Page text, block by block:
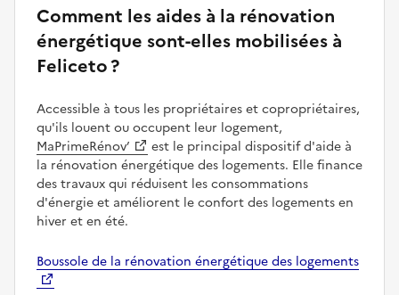
Comment les aides à la rénovation
énergétique sont-elles mobilisées à
Feliceto ?
Accessible à tous les propriétaires et copropriétaires,
qu'ils louent ou occupent leur logement,
MaPrimeRénov’
est le principal dispositif d'aide à
la rénovation énergétique des logements. Elle finance
des travaux qui réduisent les consommations
d'énergie et améliorent le confort des logements en
hiver et en été.
Boussole de la rénovation énergétique des logements